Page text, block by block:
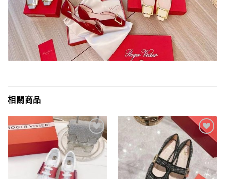
相關商品
Add to
wishlist
Add to
wishlist